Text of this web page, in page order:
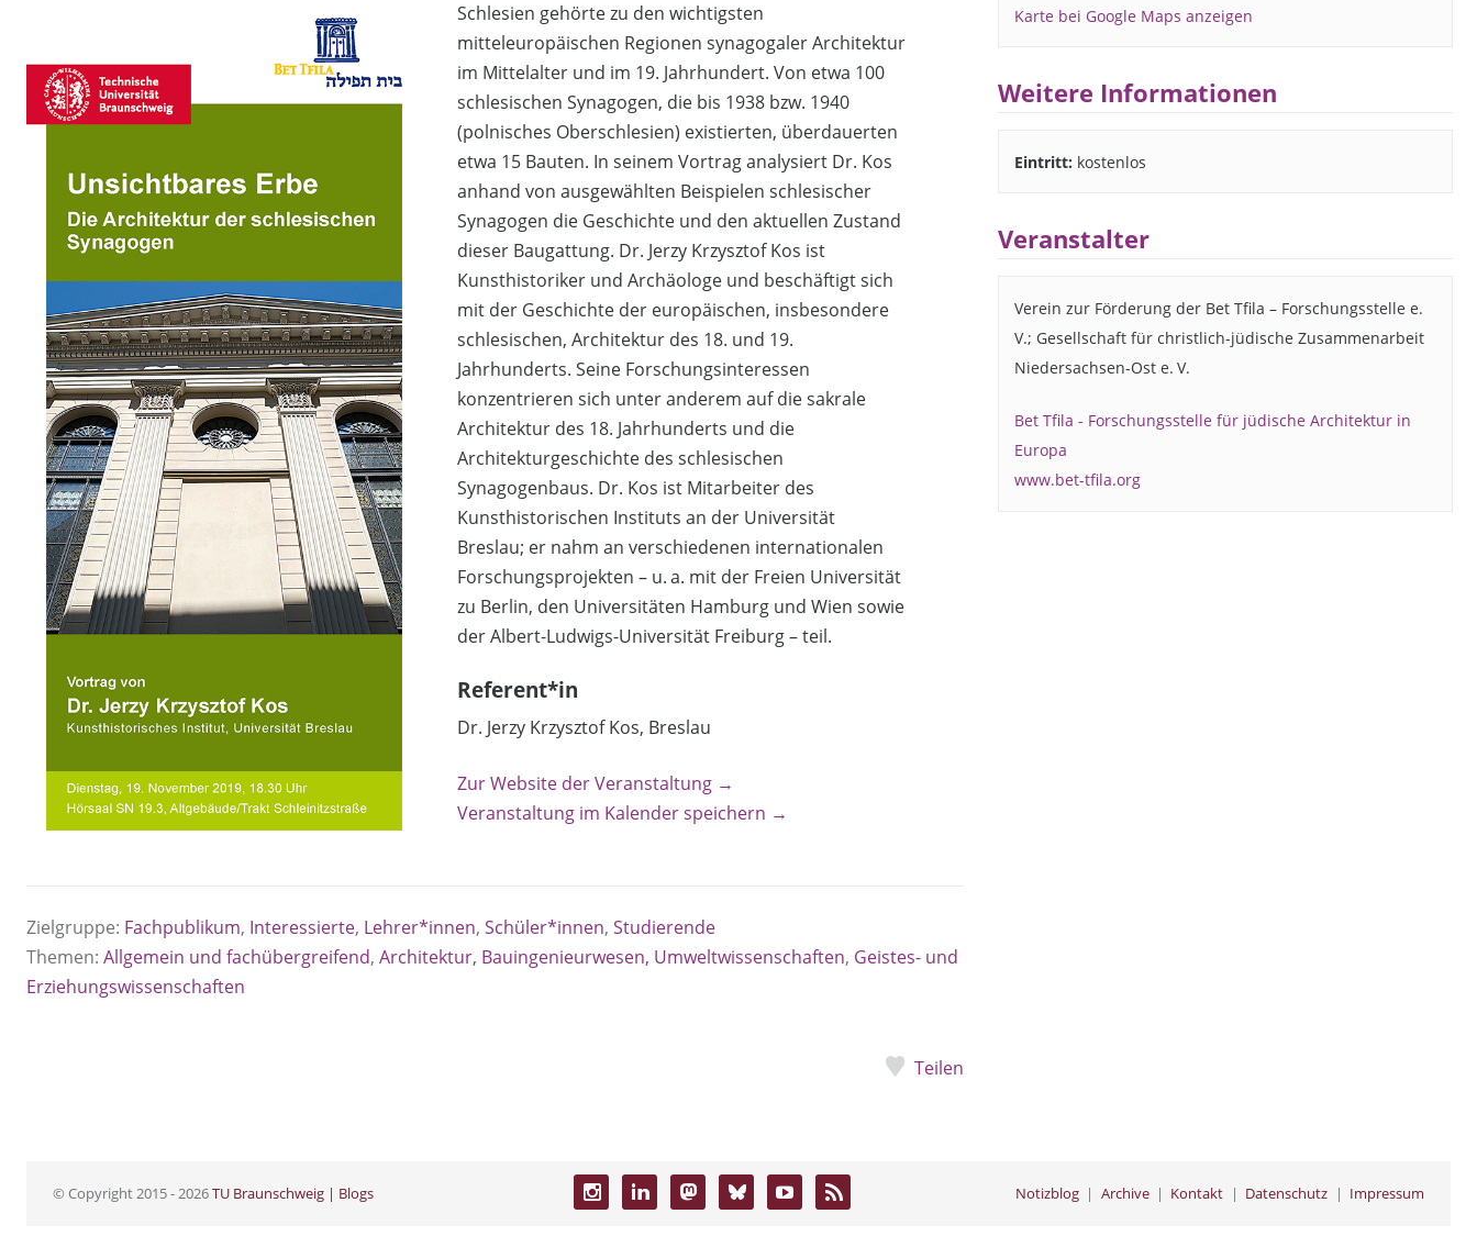
Schlesien gehörte zu den wichtigsten
mitteleuropäischen Regionen synagogaler Architektur
im Mittelalter und im 19. Jahrhundert. Von etwa 100
schlesischen Synagogen, die bis 1938 bzw. 1940
(polnisches Oberschlesien) existierten, überdauerten
etwa 15 Bauten. In seinem Vortrag analysiert Dr. Kos
anhand von ausgewählten Beispielen schlesischer
Synagogen die Geschichte und den aktuellen Zustand
dieser Baugattung. Dr. Jerzy Krzysztof Kos ist
Kunsthistoriker und Archäologe und beschäftigt sich
mit der Geschichte der europäischen, insbesondere
schlesischen, Architektur des 18. und 19.
Jahrhunderts. Seine Forschungsinteressen
konzentrieren sich unter anderem auf die sakrale
Architektur des 18. Jahrhunderts und die
Architekturgeschichte des schlesischen
Synagogenbaus. Dr. Kos ist Mitarbeiter des
Kunsthistorischen Instituts an der Universität
Breslau; er nahm an verschiedenen internationalen
Forschungsprojekten – u. a. mit der Freien Universität
zu Berlin, den Universitäten Hamburg und Wien sowie
der Albert-Ludwigs-Universität Freiburg – teil.
Referent*in
Dr. Jerzy Krzysztof Kos, Breslau
Zur Website der Veranstaltung →
Veranstaltung im Kalender speichern →
Zielgruppe: Fachpublikum, Interessierte, Lehrer*innen, Schüler*innen, Studierende
Themen: Allgemein und fachübergreifend, Architektur, Bauingenieurwesen, Umweltwissenschaften, Geistes- und
Erziehungswissenschaften
Teilen
Karte bei Google Maps anzeigen
Weitere Informationen
Eintritt: kostenlos
Veranstalter
Verein zur Förderung der Bet Tfila – Forschungsstelle e.
V.; Gesellschaft für christlich-jüdische Zusammenarbeit
Niedersachsen-Ost e. V.
Bet Tfila - Forschungsstelle für jüdische Architektur in
Europa
www.bet-tfila.org
Notizblog Archive Kontakt Datenschutz Impressum
© Copyright 2015 - 2026TU Braunschweig | Blogs